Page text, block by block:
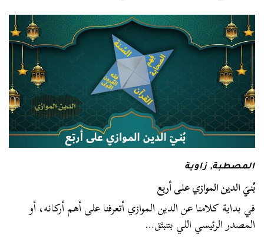
المصطبة, زاوية
بُنيَ الدين الموازي على أربع
في بداية كلامنا عن الدين الموازي أتعرفنا على أهم أركانه، أو
المصدر الرئيسي اللي بتنبثق…